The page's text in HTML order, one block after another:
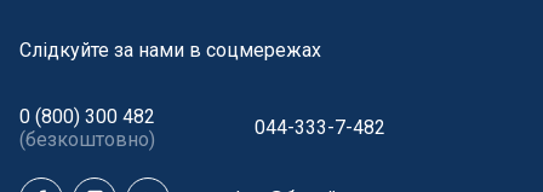
Cлідкуйте за нами в соцмережах
0 (800) 300 482
(безкоштовно)
044-333-7-482